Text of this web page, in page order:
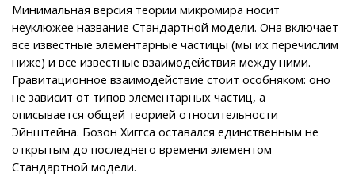
Минимальная версия теории микромира носит
неуклюжее название Стандартной модели. Она включает
все известные элементарные частицы (мы их перечислим
ниже) и все известные взаимодействия между ними.
Гравитационное взаимодействие стоит особняком: оно
не зависит от типов элементарных частиц, а
описывается общей теорией относительности
Эйнштейна. Бозон Хиггса оставался единственным не
открытым до последнего времени элементом
Стандартной модели.